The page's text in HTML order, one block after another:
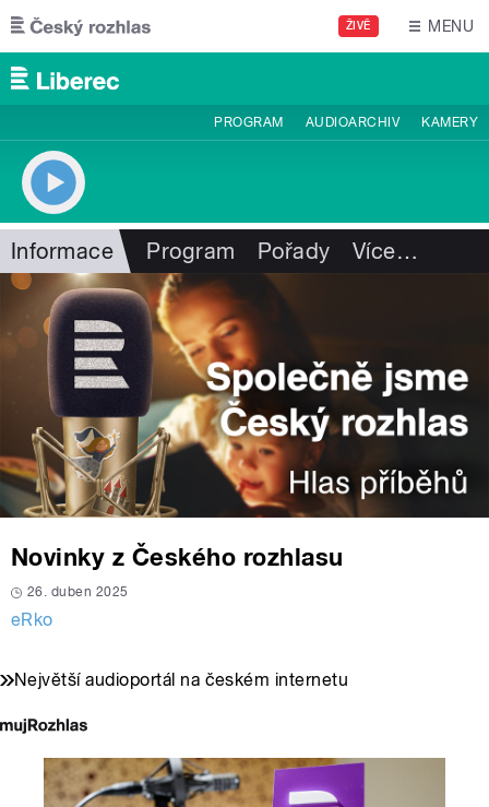
Přejít k hlavnímu obsahu
ŽIVĚ MENU
PROGRAM AUDIOARCHIV KAMERY
Informace Program Pořady Více…
Novinky z Českého rozhlasu
26. duben 2025
eRko
Největší audioportál na českém internetu